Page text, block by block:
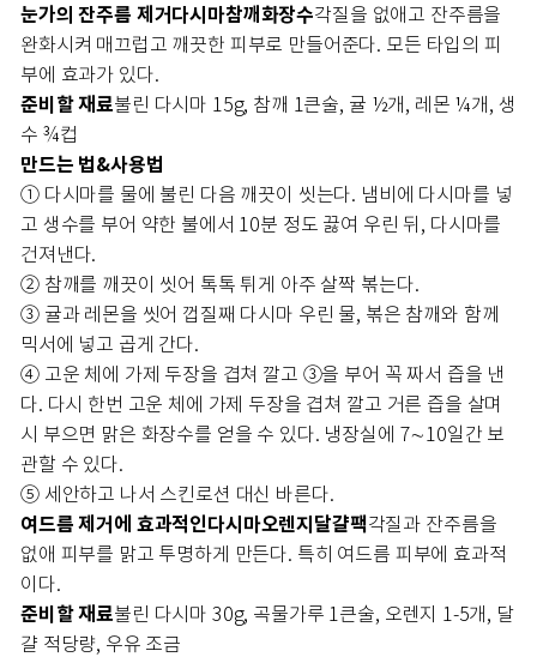
눈가의 잔주름 제거다시마참깨화장수각질을 없애고 잔주름을
완화시켜 매끄럽고 깨끗한 피부로 만들어준다. 모든 타입의 피
부에 효과가 있다.
준비할 재료불린 다시마 15g, 참깨 1큰술, 귤 ½개, 레몬 ¼개, 생
수 ¾컵
만드는 법&사용법
① 다시마를 물에 불린 다음 깨끗이 씻는다. 냄비에 다시마를 넣
고 생수를 부어 약한 불에서 10분 정도 끓여 우린 뒤, 다시마를
건져낸다.
② 참깨를 깨끗이 씻어 톡톡 튀게 아주 살짝 볶는다.
③ 귤과 레몬을 씻어 껍질째 다시마 우린 물, 볶은 참깨와 함께
믹서에 넣고 곱게 간다.
④ 고운 체에 가제 두장을 겹쳐 깔고 ③을 부어 꼭 짜서 즙을 낸
다. 다시 한번 고운 체에 가제 두장을 겹쳐 깔고 거른 즙을 살며
시 부으면 맑은 화장수를 얻을 수 있다. 냉장실에 7∼10일간 보
관할 수 있다.
⑤ 세안하고 나서 스킨로션 대신 바른다.
여드름 제거에 효과적인다시마오렌지달걀팩각질과 잔주름을
없애 피부를 맑고 투명하게 만든다. 특히 여드름 피부에 효과적
이다.
준비할 재료불린 다시마 30g, 곡물가루 1큰술, 오렌지 1-5개, 달
걀 적당량, 우유 조금